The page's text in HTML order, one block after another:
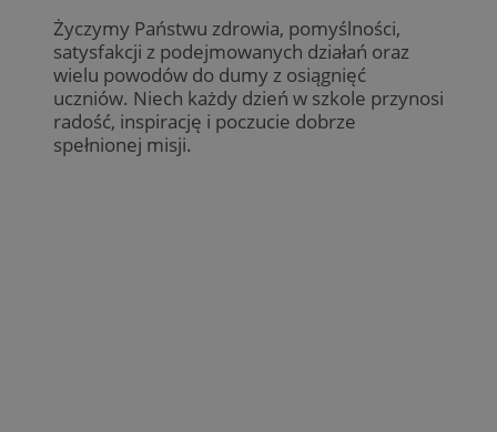
Życzymy Państwu zdrowia, pomyślności,
satysfakcji z podejmowanych działań oraz
wielu powodów do dumy z osiągnięć
uczniów. Niech każdy dzień w szkole przynosi
radość, inspirację i poczucie dobrze
spełnionej misji.